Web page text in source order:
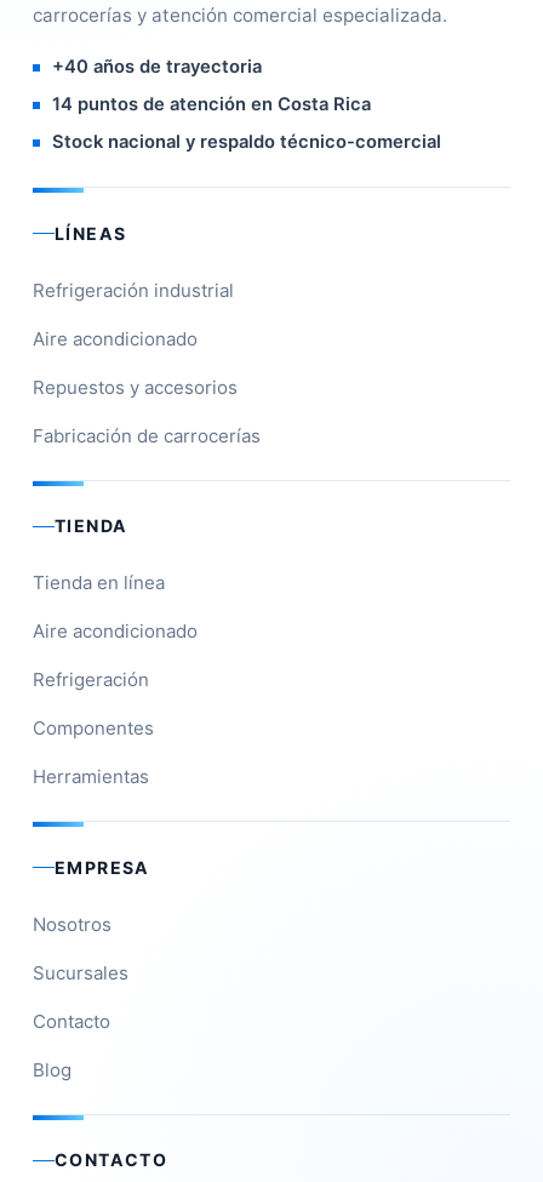
carrocerías y atención comercial especializada.
+40 años de trayectoria
14 puntos de atención en Costa Rica
Stock nacional y respaldo técnico-comercial
LÍNEAS
Refrigeración industrial
Aire acondicionado
Repuestos y accesorios
Fabricación de carrocerías
TIENDA
Tienda en línea
Aire acondicionado
Refrigeración
Componentes
Herramientas
EMPRESA
Nosotros
Sucursales
Contacto
Blog
CONTACTO